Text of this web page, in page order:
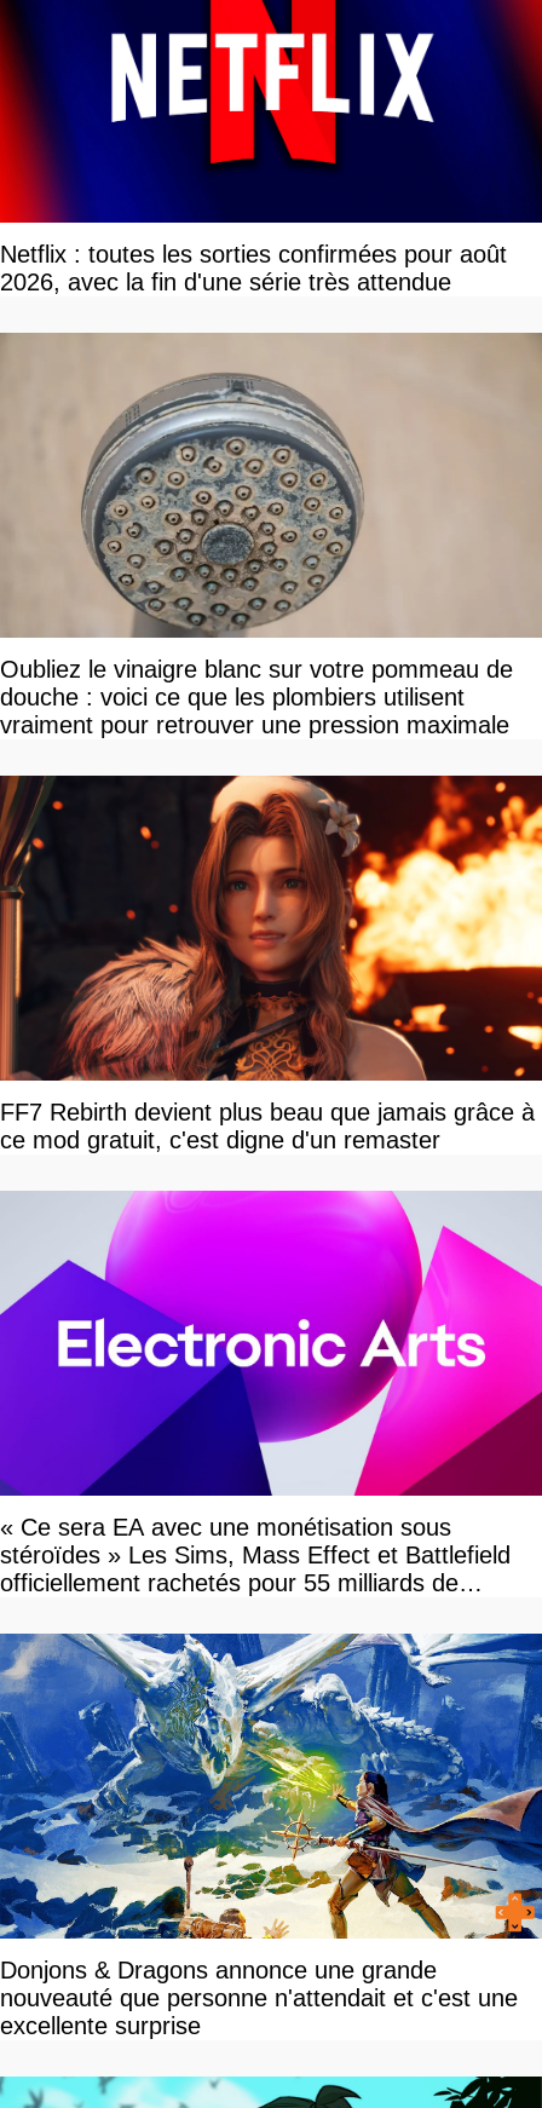
Netflix : toutes les sorties confirmées pour août
2026, avec la fin d'une série très attendue
Oubliez le vinaigre blanc sur votre pommeau de
douche : voici ce que les plombiers utilisent
vraiment pour retrouver une pression maximale
FF7 Rebirth devient plus beau que jamais grâce à
ce mod gratuit, c'est digne d'un remaster
« Ce sera EA avec une monétisation sous
stéroïdes » Les Sims, Mass Effect et Battlefield
officiellement rachetés pour 55 milliards de
Donjons & Dragons annonce une grande
nouveauté que personne n'attendait et c'est une
excellente surprise